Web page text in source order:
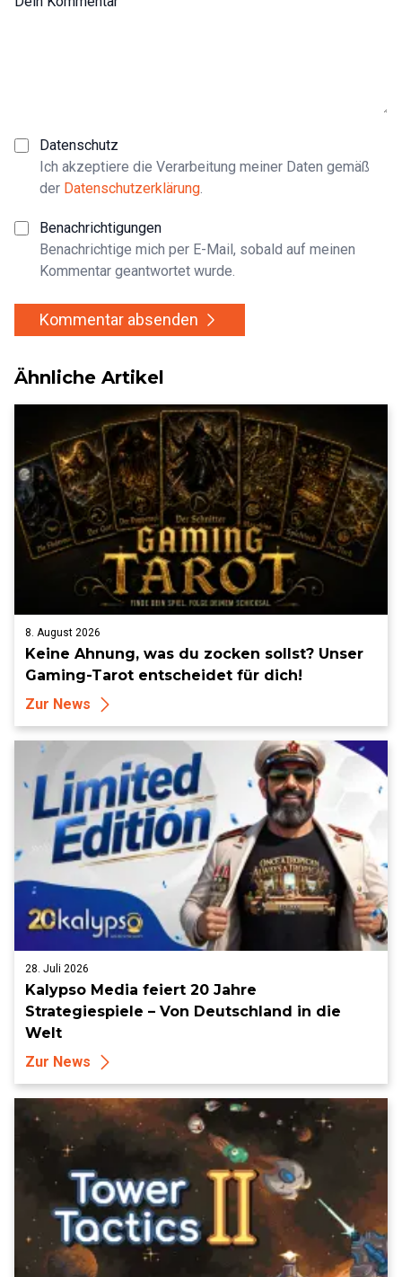
Datenschutz
Ich akzeptiere die Verarbeitung meiner Daten gemäß
der Datenschutzerklärung.
Benachrichtigungen
Benachrichtige mich per E-Mail, sobald auf meinen
Kommentar geantwortet wurde.
Kommentar absenden
Ähnliche Artikel
8. August 2026
Keine Ahnung, was du zocken sollst? Unser
Gaming-Tarot entscheidet für dich!
Zur News
28. Juli 2026
Kalypso Media feiert 20 Jahre
Strategiespiele – Von Deutschland in die
Welt
Zur News